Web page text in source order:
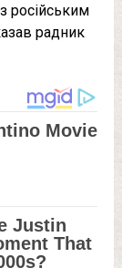
російським
радник